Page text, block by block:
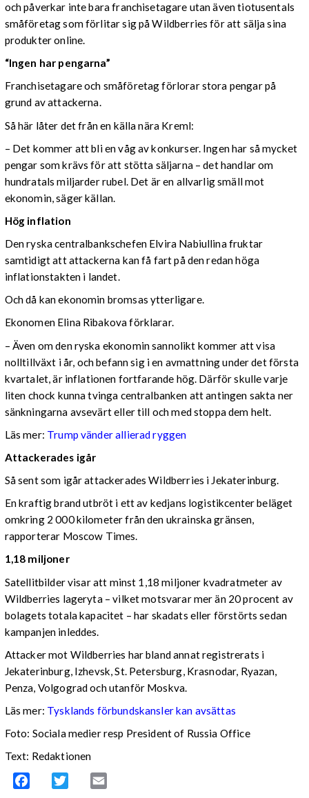
och påverkar inte bara franchisetagare utan även tiotusentals
småföretag som förlitar sig på Wildberries för att sälja sina
produkter online.
“Ingen har pengarna”
Franchisetagare och småföretag förlorar stora pengar på
grund av attackerna.
Så här låter det från en källa nära Kreml:
– Det kommer att bli en våg av konkurser. Ingen har så mycket
pengar som krävs för att stötta säljarna – det handlar om
hundratals miljarder rubel. Det är en allvarlig smäll mot
ekonomin, säger källan.
Hög inflation
Den ryska centralbankschefen Elvira Nabiullina fruktar
samtidigt att attackerna kan få fart på den redan höga
inflationstakten i landet.
Och då kan ekonomin bromsas ytterligare.
Ekonomen Elina Ribakova förklarar.
– Även om den ryska ekonomin sannolikt kommer att visa
nolltillväxt i år, och befann sig i en avmattning under det första
kvartalet, är inflationen fortfarande hög. Därför skulle varje
liten chock kunna tvinga centralbanken att antingen sakta ner
sänkningarna avsevärt eller till och med stoppa dem helt.
Läs mer: Trump vänder allierad ryggen
Attackerades igår
Så sent som igår attackerades Wildberries i Jekaterinburg.
En kraftig brand utbröt i ett av kedjans logistikcenter beläget
omkring 2 000 kilometer från den ukrainska gränsen,
rapporterar Moscow Times.
1,18 miljoner
Satellitbilder visar att minst 1,18 miljoner kvadratmeter av
Wildberries lageryta – vilket motsvarar mer än 20 procent av
bolagets totala kapacitet – har skadats eller förstörts sedan
kampanjen inleddes.
Attacker mot Wildberries har bland annat registrerats i
Jekaterinburg, Izhevsk, St. Petersburg, Krasnodar, Ryazan,
Penza, Volgograd och utanför Moskva.
Läs mer: Tysklands förbundskansler kan avsättas
Foto: Sociala medier resp President of Russia Office
Text: Redaktionen
Facebook Twitter